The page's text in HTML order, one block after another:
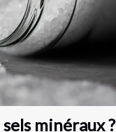
minéraux ?